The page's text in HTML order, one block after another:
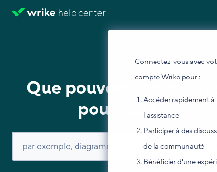
Connectez-vous avec
compte Wrike pour :
Accéder rapidement à
l'assistance
Participer à des
de la communauté
Bénéficier d'une
Que pouvons-nous
pour vous ?